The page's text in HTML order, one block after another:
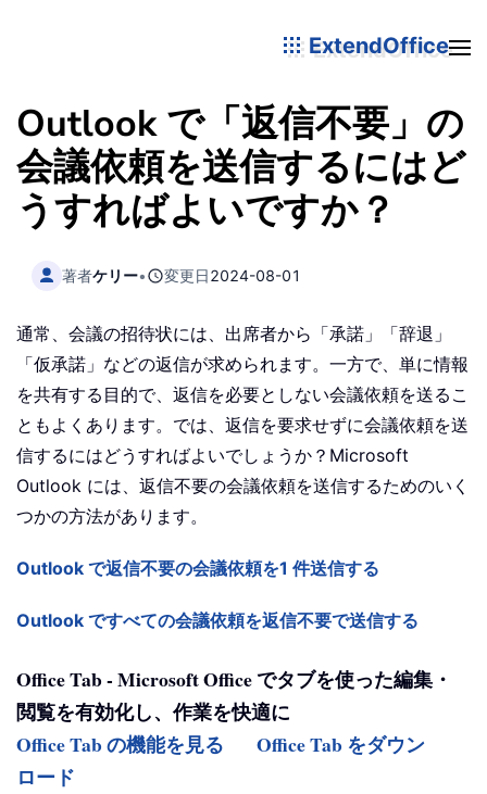
ExtendOffice
Outlook で「返信不要」の
会議依頼を送信するにはど
うすればよいですか？
著者ケリー• 変更日2024-08-01
通常、会議の招待状には、出席者から「承諾」「辞退」
「仮承諾」などの返信が求められます。一方で、単に情報
を共有する目的で、返信を必要としない会議依頼を送るこ
ともよくあります。では、返信を要求せずに会議依頼を送
信するにはどうすればよいでしょうか？Microsoft
Outlook には、返信不要の会議依頼を送信するためのいく
つかの方法があります。
Outlook で返信不要の会議依頼を1 件送信する
Outlook ですべての会議依頼を返信不要で送信する
Office Tab - Microsoft Office でタブを使った編集・
閲覧を有効化し、作業を快適に
Office Tab の機能を見る
Office Tab をダウン
ロード